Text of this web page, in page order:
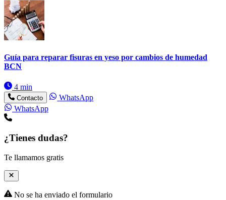
Guía para reparar fisuras en yeso por cambios de humedad
BCN
4 min
Contacto
WhatsApp
WhatsApp
¿Tienes dudas?
Te llamamos gratis
No se ha enviado el formulario